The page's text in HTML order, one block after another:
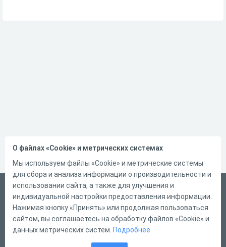
Русский
Справка
Форма обратной связи
О файлах «Cookie» и метрических системах
Мы используем файлы «Cookie» и метрические системы
для сбора и анализа информации о производительности и
использовании сайта, а также для улучшения и
индивидуальной настройки предоставления информации.
Нажимая кнопку «Принять» или продолжая пользоваться
сайтом, вы соглашаетесь на обработку файлов «Cookie» и
данных метрических систем. Подробнее